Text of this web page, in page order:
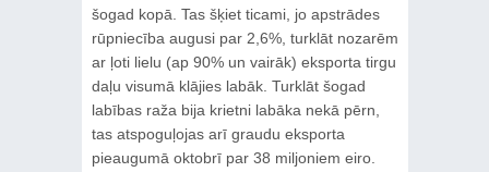
šogad kopā. Tas šķiet ticami, jo apstrādes
rūpniecība augusi par 2,6%, turklāt nozarēm
ar ļoti lielu (ap 90% un vairāk) eksporta tirgu
daļu visumā klājies labāk. Turklāt šogad
labības raža bija krietni labāka nekā pērn,
tas atspoguļojas arī graudu eksporta
pieaugumā oktobrī par 38 miljoniem eiro.